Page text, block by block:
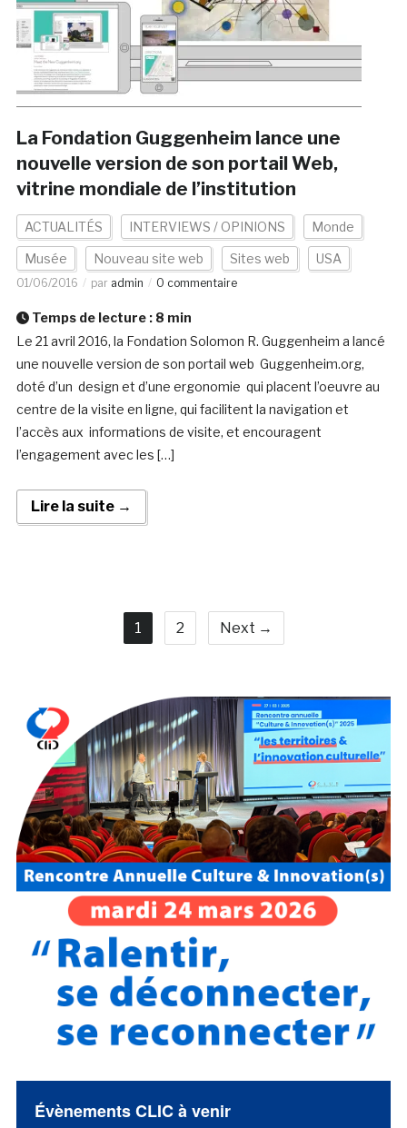
La Fondation Guggenheim lance une
nouvelle version de son portail Web,
vitrine mondiale de l’institution
ACTUALITÉS INTERVIEWS / OPINIONS Monde
Musée Nouveau site web Sites web USA
01/06/2016 par admin 0 commentaire
Temps de lecture : 8 min
Le 21 avril 2016, la Fondation Solomon R. Guggenheim a lancé
une nouvelle version de son portail web Guggenheim.org,
doté d’un design et d’une ergonomie qui placent l’oeuvre au
centre de la visite en ligne, qui facilitent la navigation et
l’accès aux informations de visite, et encouragent
l’engagement avec les […]
Lire la suite →
1 2 Next →
Évènements CLIC à venir